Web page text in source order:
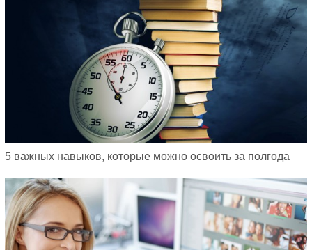
5 важных навыков, которые можно освоить за полгода